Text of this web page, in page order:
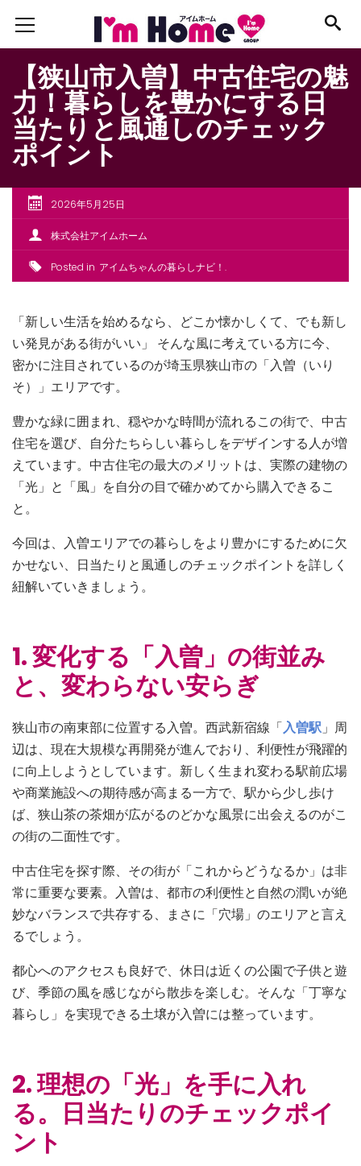
【狭山市入曽】中古住宅の魅
力！暮らしを豊かにする日
当たりと風通しのチェック
ポイント
2026年5月25日
株式会社アイムホーム
Posted in アイムちゃんの暮らしナビ！
「新しい生活を始めるなら、どこか懐かしくて、でも新し
い発見がある街がいい」 そんな風に考えている方に今、
密かに注目されているのが埼玉県狭山市の「入曽（いり
そ）」エリアです。
豊かな緑に囲まれ、穏やかな時間が流れるこの街で、中古
住宅を選び、自分たちらしい暮らしをデザインする人が増
えています。中古住宅の最大のメリットは、実際の建物の
「光」と「風」を自分の目で確かめてから購入できるこ
と。
今回は、入曽エリアでの暮らしをより豊かにするために欠
かせない、日当たりと風通しのチェックポイントを詳しく
紐解いていきましょう。
1. 変化する「入曽」の街並み
と、変わらない安らぎ
狭山市の南東部に位置する入曽。西武新宿線「入曽駅」周
辺は、現在大規模な再開発が進んでおり、利便性が飛躍的
に向上しようとしています。新しく生まれ変わる駅前広場
や商業施設への期待感が高まる一方で、駅から少し歩け
ば、狭山茶の茶畑が広がるのどかな風景に出会えるのがこ
の街の二面性です。
中古住宅を探す際、その街が「これからどうなるか」は非
常に重要な要素。入曽は、都市の利便性と自然の潤いが絶
妙なバランスで共存する、まさに「穴場」のエリアと言え
るでしょう。
都心へのアクセスも良好で、休日は近くの公園で子供と遊
び、季節の風を感じながら散歩を楽しむ。そんな「丁寧な
暮らし」を実現できる土壌が入曽には整っています。
2. 理想の「光」を手に入れ
る。日当たりのチェックポイ
ント